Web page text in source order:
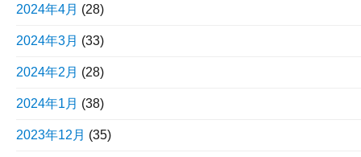
2024年4月 (28)
2024年3月 (33)
2024年2月 (28)
2024年1月 (38)
2023年12月 (35)